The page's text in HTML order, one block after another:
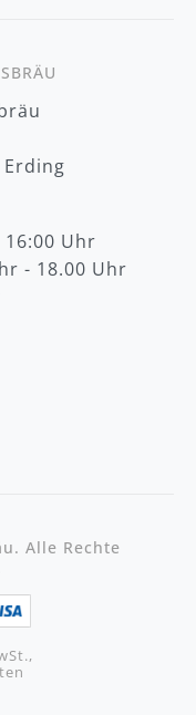
Uhr
- 18.00 Uhr
Alle Rechte